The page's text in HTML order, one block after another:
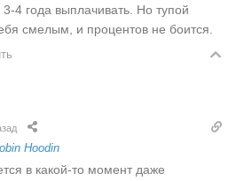
4 года выплачивать. Но тупой
смелым, и процентов не боится.
Hoodin
в какой-то момент даже